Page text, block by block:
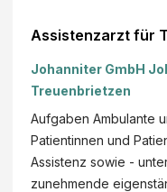
Assistenzarzt für
Johanniter GmbH
Treuenbrietzen
Aufgaben Ambulante
Patientinnen und
Assistenz sowie -
zunehmende